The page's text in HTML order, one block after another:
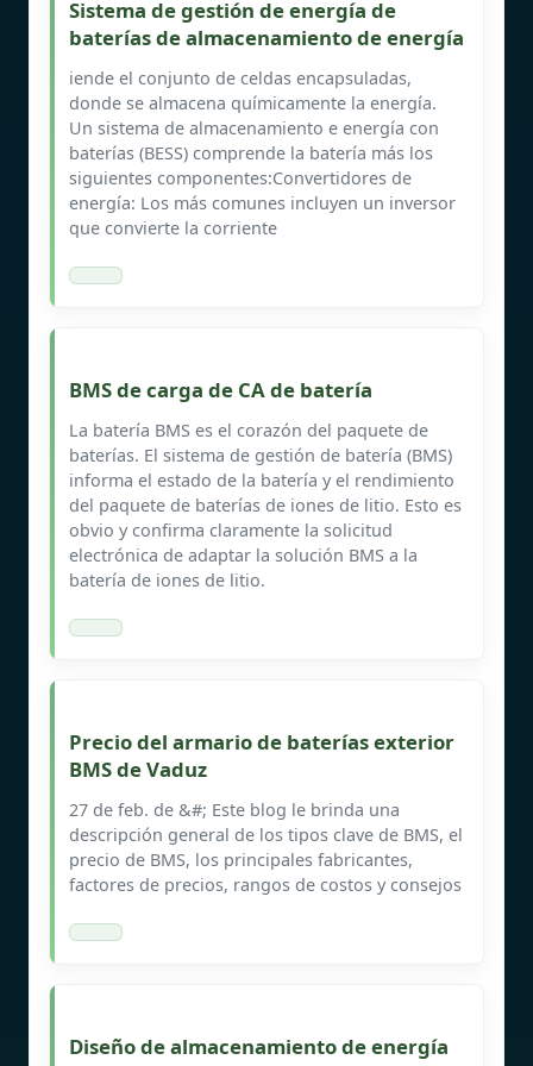
Sistema de gestión de energía de
baterías de almacenamiento de energía
iende el conjunto de celdas encapsuladas,
donde se almacena químicamente la energía.
Un sistema de almacenamiento e energía con
baterías (BESS) comprende la batería más los
siguientes componentes:Convertidores de
energía: Los más comunes incluyen un inversor
que convierte la corriente
BMS de carga de CA de batería
La batería BMS es el corazón del paquete de
baterías. El sistema de gestión de batería (BMS)
informa el estado de la batería y el rendimiento
del paquete de baterías de iones de litio. Esto es
obvio y confirma claramente la solicitud
electrónica de adaptar la solución BMS a la
batería de iones de litio.
Precio del armario de baterías exterior
BMS de Vaduz
27 de feb. de &#; Este blog le brinda una
descripción general de los tipos clave de BMS, el
precio de BMS, los principales fabricantes,
factores de precios, rangos de costos y consejos
Diseño de almacenamiento de energía